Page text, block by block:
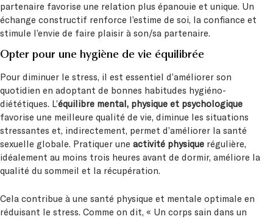
partenaire favorise une relation plus épanouie et unique. Un
échange constructif renforce l’estime de soi, la confiance et
stimule l’envie de faire plaisir à son/sa partenaire.
Opter pour une hygiène de vie équilibrée
Pour diminuer le stress, il est essentiel d’améliorer son
quotidien en adoptant de bonnes habitudes hygiéno-
diététiques. L’équilibre mental, physique et psychologique
favorise une meilleure qualité de vie, diminue les situations
stressantes et, indirectement, permet d’améliorer la santé
sexuelle globale. Pratiquer une activité physique régulière,
idéalement au moins trois heures avant de dormir, améliore la
qualité du sommeil et la récupération.
Cela contribue à une santé physique et mentale optimale en
réduisant le stress. Comme on dit, « Un corps sain dans un